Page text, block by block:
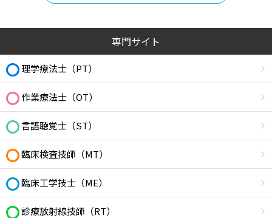
専門サイト
理学療法士（PT）
作業療法士（OT）
言語聴覚士（ST）
臨床検査技師（MT）
臨床工学技士（ME）
診療放射線技師（RT）